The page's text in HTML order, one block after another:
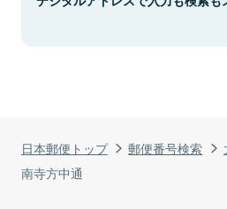
日本郵便トップ 郵便番号検索
南寺方中通